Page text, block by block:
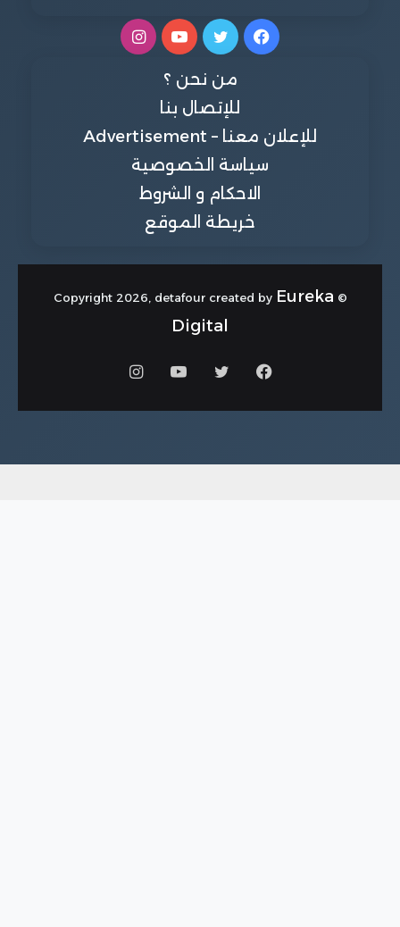
فيسبوكتويتر يوتيوبانستقرام
من نحن ؟
للإتصال بنا
للإعلان معنا – Advertisement
سياسة الخصوصية
الاحكام و الشروط
خريطة الموقع
© Copyright 2026, detafour created by
Eureka
Digital
فيسبوكتويتر يوتيوبانستقرام